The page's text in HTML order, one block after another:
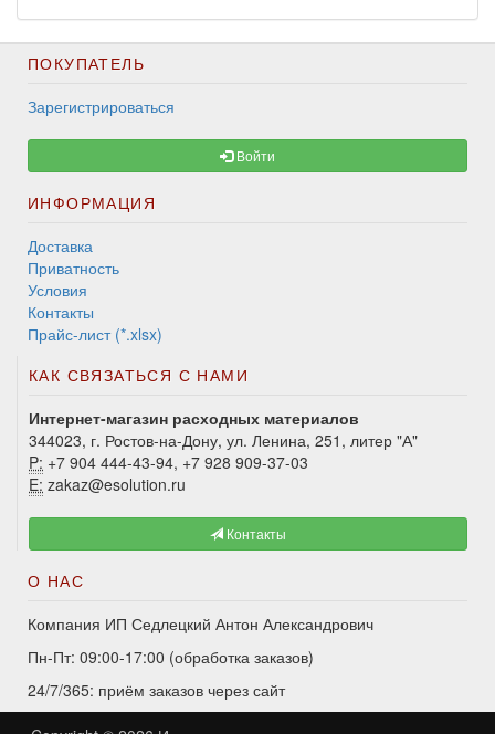
ПОКУПАТЕЛЬ
Зарегистрироваться
Войти
ИНФОРМАЦИЯ
Доставка
Приватность
Условия
Контакты
Прайс-лист (*.xlsx)
КАК СВЯЗАТЬСЯ С НАМИ
Интернет-магазин расходных материалов
344023, г. Ростов-на-Дону, ул. Ленина, 251, литер "А"
P: +7 904 444-43-94, +7 928 909-37-03
E: zakaz@esolution.ru
Контакты
О НАС
Компания ИП Седлецкий Антон Александрович
Пн-Пт: 09:00-17:00 (обработка заказов)
24/7/365: приём заказов через сайт